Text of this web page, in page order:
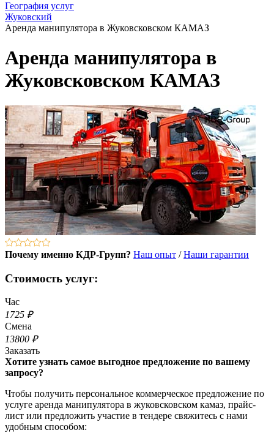
География услуг
Жуковский
Аренда манипулятора в Жуковсковском КАМАЗ
Аренда манипулятора в
Жуковсковском КАМАЗ
Почему именно КДР-Групп? Наш опыт /Наши гарантии
Стоимость услуг:
Час
1725 ₽
Смена
13800 ₽
Заказать
Хотите узнать самое выгодное предложение по вашему
запросу?
Чтобы получить персональное коммерческое предложение по
услуге аренда манипулятора в жуковсковском камаз, прайс-
лист или предложить участие в тендере свяжитесь с нами
удобным способом: